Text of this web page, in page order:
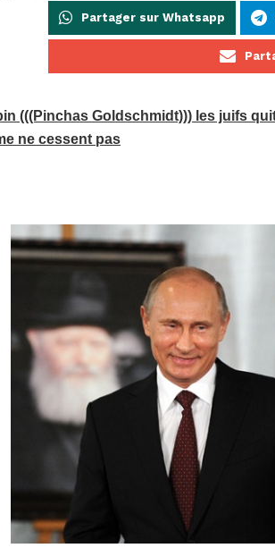
Partager sur Whatsapp
(((Pinchas Goldschmidt))) les juifs
ne cessent pas